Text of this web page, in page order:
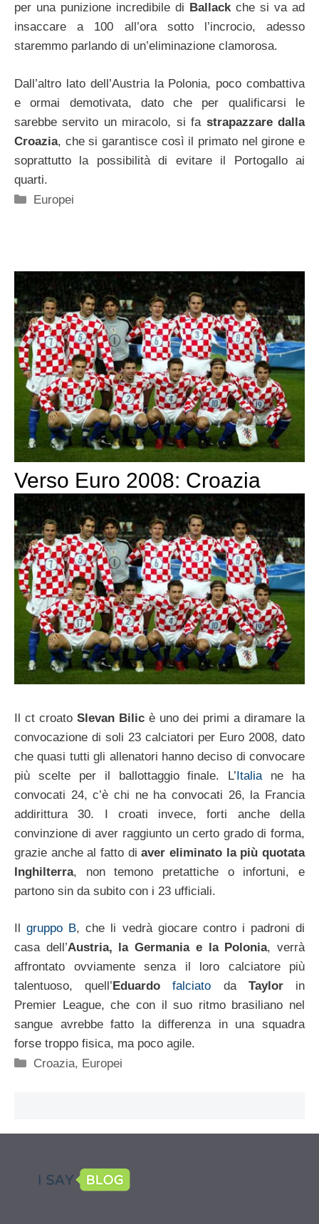
per una punizione incredibile di Ballack che si va ad
insaccare a 100 all’ora sotto l’incrocio, adesso
staremmo parlando di un’eliminazione clamorosa.
Dall’altro lato dell’Austria la Polonia, poco combattiva
e ormai demotivata, dato che per qualificarsi le
sarebbe servito un miracolo, si fa strapazzare dalla
Croazia, che si garantisce così il primato nel girone e
soprattutto la possibilità di evitare il Portogallo ai
quarti.
Categorie
Europei
Verso Euro 2008: Croazia
Il ct croato Slevan Bilic è uno dei primi a diramare la
convocazione di soli 23 calciatori per Euro 2008, dato
che quasi tutti gli allenatori hanno deciso di convocare
più scelte per il ballottaggio finale. L’Italia ne ha
convocati 24, c’è chi ne ha convocati 26, la Francia
addirittura 30. I croati invece, forti anche della
convinzione di aver raggiunto un certo grado di forma,
grazie anche al fatto diaver eliminato la più quotata
Inghilterra, non temono pretattiche o infortuni, e
partono sin da subito con i 23 ufficiali.
Ilgruppo B, che li vedrà giocare contro i padroni di
casa dell’Austria, la Germania e la Polonia, verrà
affrontato ovviamente senza il loro calciatore più
talentuoso, quell’Eduardofalciato da Taylor in
Premier League, che con il suo ritmo brasiliano nel
sangue avrebbe fatto la differenza in una squadra
forse troppo fisica, ma poco agile.
Categorie
Croazia, Europei